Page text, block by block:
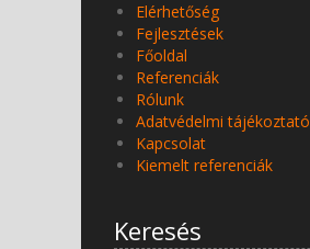
Elérhetőség
Fejlesztések
Főoldal
Referenciák
Rólunk
Adatvédelmi tájékoztató
Kapcsolat
Kiemelt referenciák
Keresés